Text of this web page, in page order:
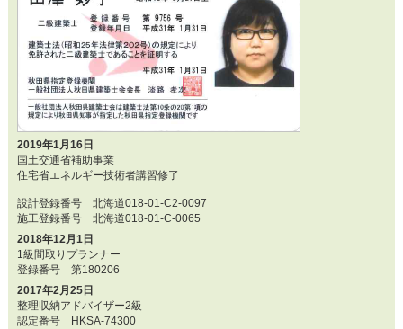
2019年1月16日
国土交通省補助事業
住宅省エネルギー技術者講習修了
設計登録番号 北海道018-01-C2-0097
施工登録番号 北海道018-01-C-0065
2018年12月1日
1級間取りプランナー
登録番号 第180206
2017年2月25日
整理収納アドバイザー2級
認定番号 HKSA-74300